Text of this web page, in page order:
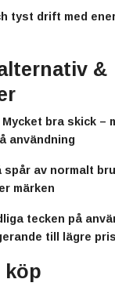
tyst drift med
&
Mycket bra skick –
användning
spår av normalt
märken
tecken på
till lägre pris
köp